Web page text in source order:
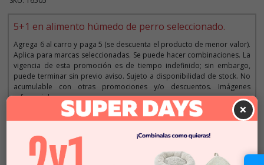
5+1 en alimento húmedo de perro seleccionado.
Agrega 6 al carro y paga 5 (se descuenta el producto de menor valor).
Aplica para marcas seleccionadas. Se puede hacer combinaciones. La
vigencia de esta promoción es de tiempo indefinido; sin embargo,
puede terminar sin previo aviso. Sujeto a disponibilidad de stock. No
acumulable con otras promociones y/o descuentos. Imágenes
referenciales.
Descripción
×